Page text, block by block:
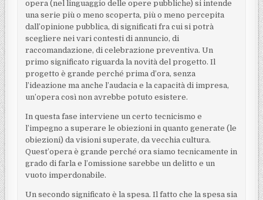
opera (nel linguaggio delle opere pubbliche) si intende
una serie più o meno scoperta, più o meno percepita
dall’opinione pubblica, di significati fra cui si potrà
scegliere nei vari contesti di annuncio, di
raccomandazione, di celebrazione preventiva. Un
primo significato riguarda la novità del progetto. Il
progetto è grande perché prima d’ora, senza
l’ideazione ma anche l’audacia e la capacità di impresa,
un’opera così non avrebbe potuto esistere.
In questa fase interviene un certo tecnicismo e
l’impegno a superare le obiezioni in quanto generate (le
obiezioni) da visioni superate, da vecchia cultura.
Quest’opera è grande perché ora siamo tecnicamente in
grado di farla e l’omissione sarebbe un delitto e un
vuoto imperdonabile.
Un secondo significato è la spesa. Il fatto che la spesa sia